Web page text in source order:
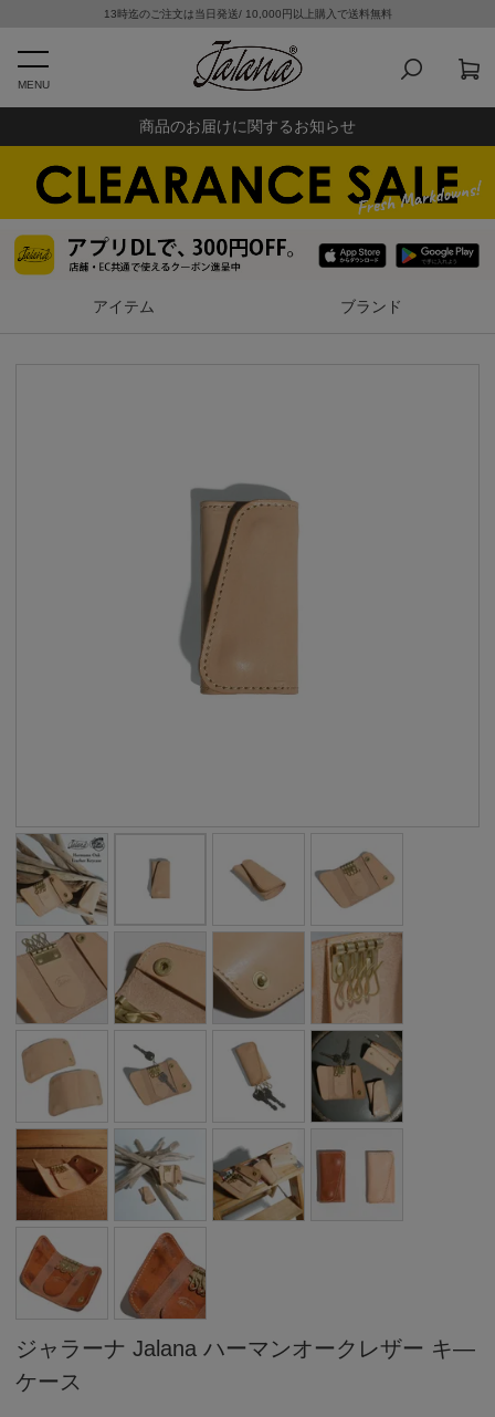
13時迄のご注文は当日発送/ 10,000円以上購入で送料無料
MENU
商品のお届けに関するお知らせ
アイテム ブランド
ジャラーナ Jalana ハーマンオークレザー キ―
ケース